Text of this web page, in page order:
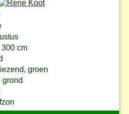
300 cm
groen
grond